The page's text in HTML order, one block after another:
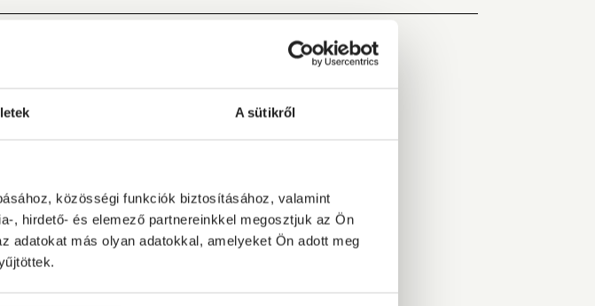
A sütikről
közösségi funkciók biztosításához, valamint
, hirdető- és elemező partnereinkkel megosztjuk az Ön
adatokat más olyan adatokkal, amelyeket Ön adott meg
VELÜNK